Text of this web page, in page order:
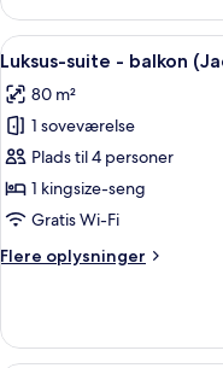
pool
(Jacuzzi)
suite
balkon
udsigt
til
(Jacuzzi)
Indlæs
alle
billeder
af
Luksus-
suite
-
(Jacuzzi)
6
Luksus-suite - balkon
80 m²
1 soveværelse
Plads til 4 personer
1 kingsize-seng
Gratis Wi-Fi
Flere oplysninger
Flere
suite